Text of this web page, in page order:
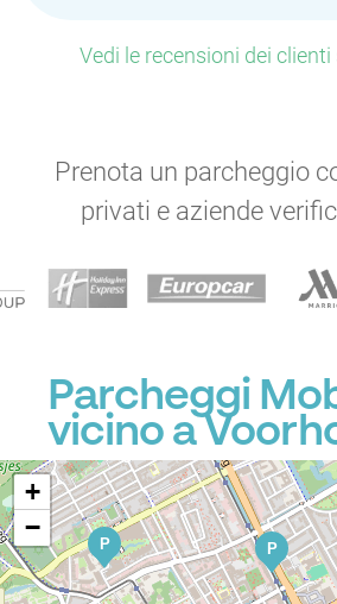
Vedi le recensioni dei clienti
Prenota un parcheggio
privati e aziende
Parcheggi
vicino a
P
P
+
−